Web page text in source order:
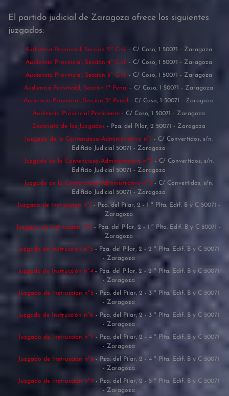
El partido judicial de Zaragoza ofrece los siguientes
juzgados:
Audiencia Provincial, Sección 2ª Civil - C/ Coso, 1 50071 - Zaragoza
Audiencia Provincial, Sección 4ª Civil - C/ Coso, 1 50071 - Zaragoza
Audiencia Provincial, Sección 5ª Civil - C/ Coso, 1 50071 - Zaragoza
Audiencia Provincial, Sección 1ª Penal - C/ Coso, 1 50071 - Zaragoza
Audiencia Provincial, Sección 3ª Penal - C/ Coso, 1 50071 - Zaragoza
Audiencia Provincial Presidente - C/ Coso, 1 50071 - Zaragoza
Decanato de los Juzgados - Pza. del Pilar, 2 50071 - Zaragoza
Juzgado de lo Contencioso-Administrativo nº1 - C/ Convertidos, s/n.
Edificio Judicial 50071 - Zaragoza
Juzgado de lo Contencioso-Administrativo nº2 - C/ Convertidos, s/n.
Edificio Judicial 50071 - Zaragoza
Juzgado de lo Contencioso-Administrativo nº3 - C/ Convertidos, s/n.
Edificio Judicial 50071 - Zaragoza
Juzgado de Instrucción nº1 - Pza. del Pilar, 2 - 1 ª Plta. Edif. B y C 50071 -
Zaragoza
Juzgado de Instrucción nº2 - Pza. del Pilar, 2 - 1 ª Plta. Edif. B y C 50071 -
Zaragoza
Juzgado de Instrucción nº3 - Pza. del Pilar, 2 - 2 ª Plta. Edif. B y C 50071
- Zaragoza
Juzgado de Instrucción nº4 - Pza. del Pilar, 2 - 2 ª Plta. Edif. B y C 50071
- Zaragoza
Juzgado de Instrucción nº5 - Pza. del Pilar, 2 - 3 ª Plta. Edif. B y C 50071
- Zaragoza
Juzgado de Instrucción nº6 - Pza. del Pilar, 2 - 3 ª Plta. Edif. B y C 50071
- Zaragoza
Juzgado de Instrucción nº7 - Pza. del Pilar, 2 - 4 ª Plta. Edif. B y C 50071
- Zaragoza
Juzgado de Instrucción nº8 - Pza. del Pilar, 2 - 4 ª Plta. Edif. B y C 50071
- Zaragoza
Juzgado de Instrucción nº9 - Pza. del Pilar, 2 - 5 ª Plta. Edif. B y C 50071
- Zaragoza